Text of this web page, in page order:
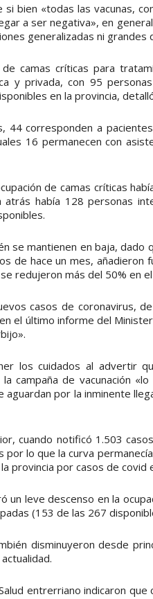
bien «todas las vacunas,
a ser negativa», en
generalizadas ni grandes
de camas críticas para
y privada, con 95
en la provincia,
44 corresponden a
16 permanecen con
de camas críticas
atrás había 128 personas
se mantienen en baja,
de hace un mes, añadieron
redujeron más del 50% en
casos de coronavirus,
el último informe del
los cuidados al advertir
campaña de vacunación
aguardan por la inminente
cuando notificó 1.503
lo que la curva
provincia por casos de covid
un leve descenso en la
(153 de las 267
disminuyeron desde
entrerriano indicaron que